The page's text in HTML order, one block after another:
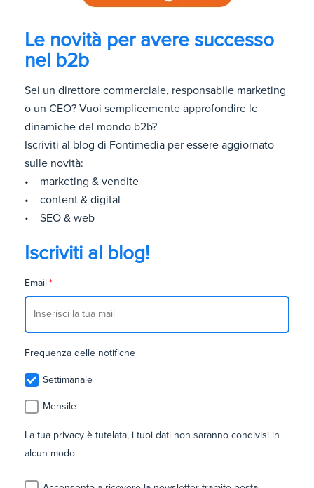
Le novità per avere successo
nel b2b
Sei un direttore commerciale, responsabile marketing
o un CEO? Vuoi semplicemente approfondire le
dinamiche del mondo b2b?
Iscriviti al blog di Fontimedia per essere aggiornato
sulle novità:
• marketing & vendite
• content & digital
• SEO & web
Iscriviti al blog!
Email *
Frequenza delle notifiche
Settimanale
Mensile
La tua privacy è tutelata, i tuoi dati non saranno condivisi in
alcun modo.